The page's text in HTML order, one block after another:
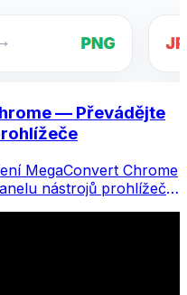
— Převádějte
MegaConvert Chrome
nástrojů prohlížeče.